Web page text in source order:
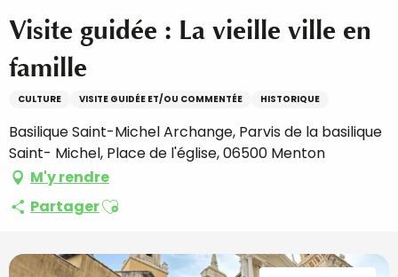
Visite guidée : La vieille ville en
famille
CULTURE VISITE GUIDÉE ET/OU COMMENTÉE HISTORIQUE
Basilique Saint-Michel Archange, Parvis de la basilique
Saint- Michel, Place de l'église, 06500 Menton
M'y rendre
PartagerAjouter aux favoris